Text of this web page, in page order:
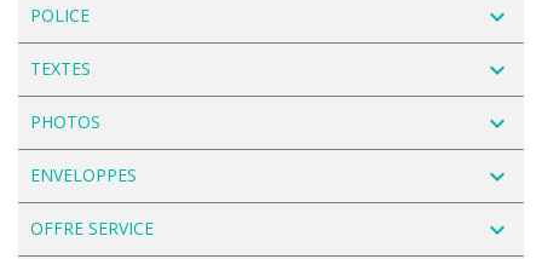
POLICE navigate_next
TEXTES navigate_next
PHOTOS navigate_next
ENVELOPPES navigate_next
OFFRE SERVICE navigate_next